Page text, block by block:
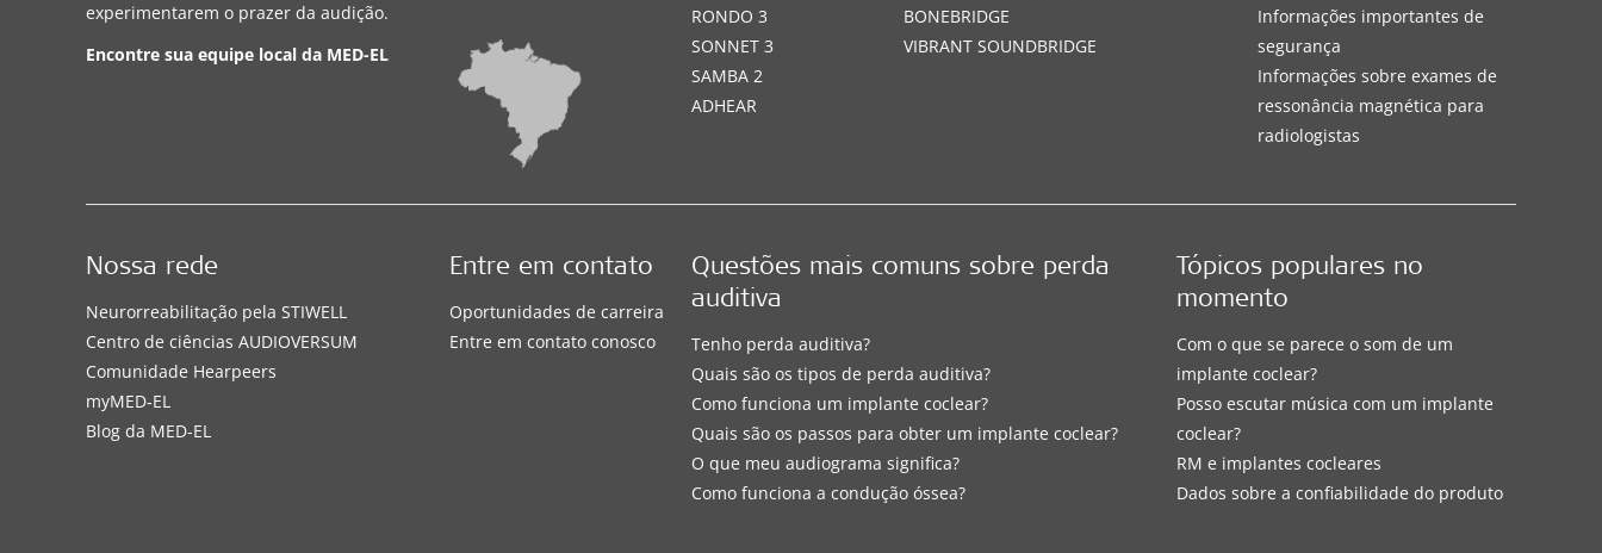
experimentarem o prazer da audição.
Encontre sua equipe local da MED-EL
RONDO 3
SONNET 3
SAMBA 2
ADHEAR
BONEBRIDGE
VIBRANT SOUNDBRIDGE
Informações importantes de
segurança
Informações sobre exames de
ressonância magnética para
radiologistas
Questões mais comuns sobre perda
auditiva
Tenho perda auditiva?
Quais são os tipos de perda auditiva?
Como funciona um implante coclear?
Quais são os passos para obter um implante coclear?
O que meu audiograma significa?
Como funciona a condução óssea?
Tópicos populares no
momento
Com o que se parece o som de um
implante coclear?
Posso escutar música com um implante
coclear?
RM e implantes cocleares
Dados sobre a confiabilidade do produto
Nossa rede
Neurorreabilitação pela STIWELL
Centro de ciências AUDIOVERSUM
Comunidade Hearpeers
myMED‑EL
Blog da MED-EL
Entre em contato
Oportunidades de carreira
Entre em contato conosco